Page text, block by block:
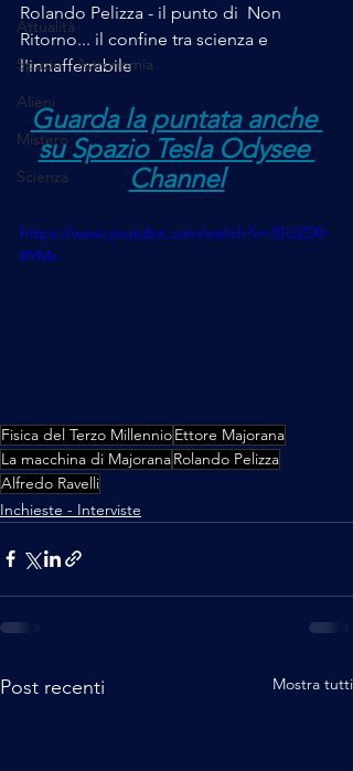
Attualità
Spazio - Astronomia
Alieni
Mistero
Scienza
Rolando Pelizza - il punto di  Non
Ritorno... il confine tra scienza e
l'innafferrabile
Guarda la puntata anche
su Spazio Tesla Odysee
Channel
https://www.youtube.com/watch?v=3SU2D0-
RYMc
Fisica del Terzo MillennioEttore Majorana
La macchina di MajoranaRolando Pelizza
Alfredo Ravelli
Inchieste - Interviste
Post recenti Mostra tutti